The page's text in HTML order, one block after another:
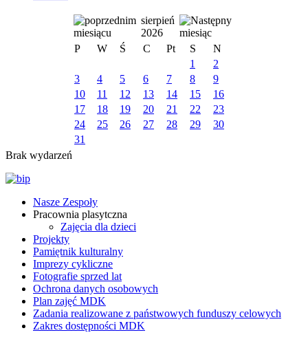
sierpień
2026
P
W Ś C Pt S
N
1
2
3
4 5 6 7 8
9
10
11 12 13 14 15
16
17
18 19 20 21 22
23
24
25 26 27 28 29
30
31
Brak wydarzeń
Nasze Zespoły
Pracownia plasytczna
Zajęcia dla dzieci
Projekty
Pamiętnik kulturalny
Imprezy cykliczne
Fotografie sprzed lat
Ochrona danych osobowych
Plan zajęć MDK
Zadania realizowane z państwowych funduszy celowych
Zakres dostępności MDK